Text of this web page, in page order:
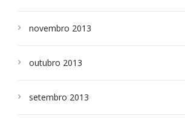
novembro 2013
outubro 2013
setembro 2013